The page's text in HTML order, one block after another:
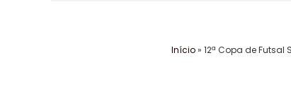
Início» 12ª Copa de Futsal